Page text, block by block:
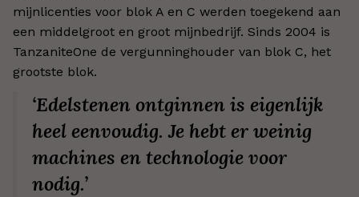
mijnlicenties voor blok A en C werden toegekend aan
een middelgroot en groot mijnbedrijf. Sinds 2004 is
TanzaniteOne de vergunninghouder van blok C, het
grootste blok.
‘Edelstenen ontginnen is eigenlijk
heel eenvoudig. Je hebt er weinig
machines en technologie voor
nodig.’